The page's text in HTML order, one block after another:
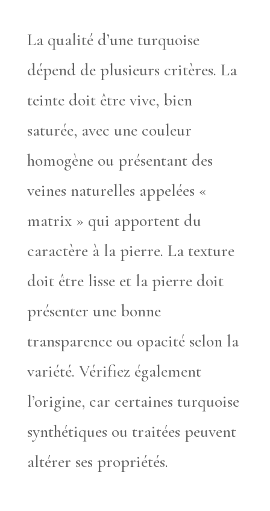
La qualité d’une turquoise
dépend de plusieurs critères. La
teinte doit être vive, bien
saturée, avec une couleur
homogène ou présentant des
veines naturelles appelées «
matrix » qui apportent du
caractère à la pierre. La texture
doit être lisse et la pierre doit
présenter une bonne
transparence ou opacité selon la
variété. Vérifiez également
l’origine, car certaines turquoise
synthétiques ou traitées peuvent
altérer ses propriétés.